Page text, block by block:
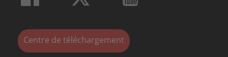
Centre de téléchargement